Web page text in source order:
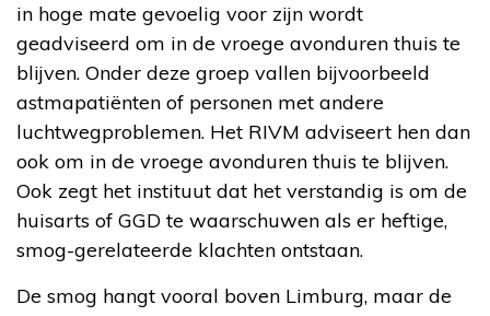
in hoge mate gevoelig voor zijn wordt
geadviseerd om in de vroege avonduren thuis te
blijven. Onder deze groep vallen bijvoorbeeld
astmapatiënten of personen met andere
luchtwegproblemen. Het RIVM adviseert hen dan
ook om in de vroege avonduren thuis te blijven.
Ook zegt het instituut dat het verstandig is om de
huisarts of GGD te waarschuwen als er heftige,
smog-gerelateerde klachten ontstaan.
De smog hangt vooral boven Limburg, maar de